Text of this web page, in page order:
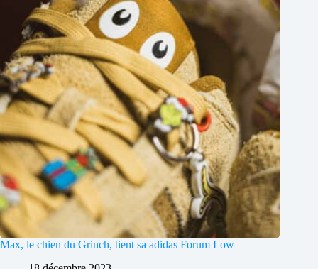
Max, le chien du Grinch, tient sa adidas Forum Low